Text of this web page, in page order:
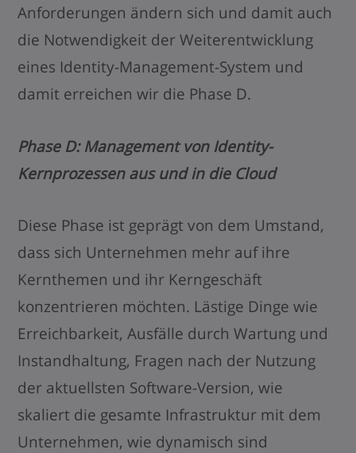
Anforderungen ändern sich und damit auch
die Notwendigkeit der Weiterentwicklung
eines Identity-Management-System und
damit erreichen wir die Phase D.
Phase D: Management von Identity-
Kernprozessen aus und in die Cloud
Diese Phase ist geprägt von dem Umstand,
dass sich Unternehmen mehr auf ihre
Kernthemen und ihr Kerngeschäft
konzentrieren möchten. Lästige Dinge wie
Erreichbarkeit, Ausfälle durch Wartung und
Instandhaltung, Fragen nach der Nutzung
der aktuellsten Software-Version, wie
skaliert die gesamte Infrastruktur mit dem
Unternehmen, wie dynamisch sind